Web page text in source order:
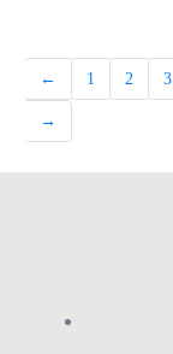
← 1 2 3
→